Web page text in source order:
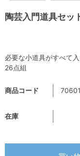
陶芸入門道具セッ
商品コード
在庫
必要な小道具がすべて
26点組